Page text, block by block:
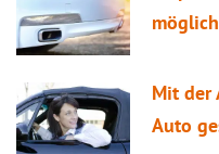
Mit der
Auto